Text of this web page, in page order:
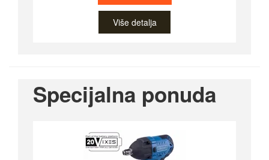
Više detalja
Specijalna ponuda